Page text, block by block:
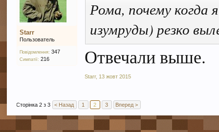
Starr
Пользователь
Повідомлення: 347
Симпатії: 216
Рома, почему когда
изумруды) резко
Отвечали выше.
Starr, 13 жовт 2015
Сторінка 2 з 3 < Назад 1 2 3 Вперед >